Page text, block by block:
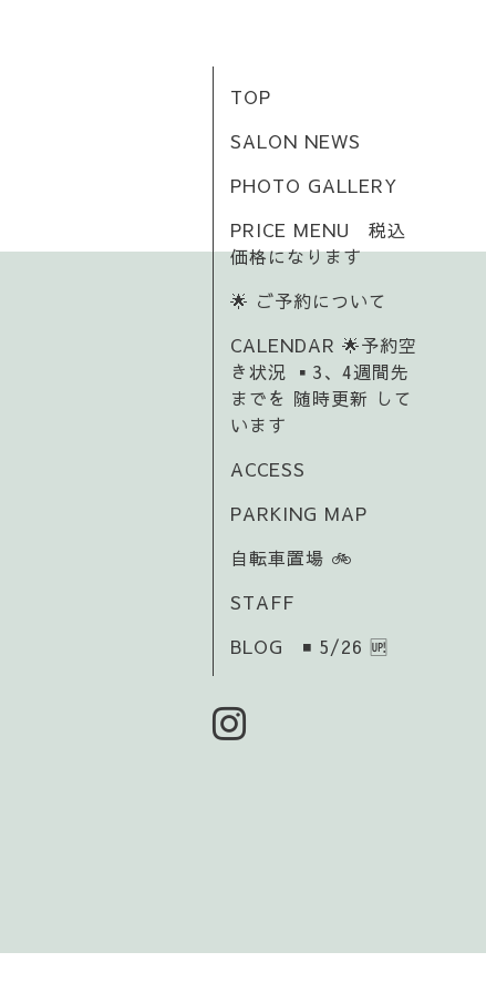
TOP
SALON NEWS
PHOTO GALLERY
PRICE MENU 税込
価格になります
🌟 ご予約について
CALENDAR 🌟予約空
き状況 ▪️3、4週間先
までを 随時更新 して
います
ACCESS
PARKING MAP
自転車置場 🚲️
STAFF
BLOG ◾ 5/26 🆙